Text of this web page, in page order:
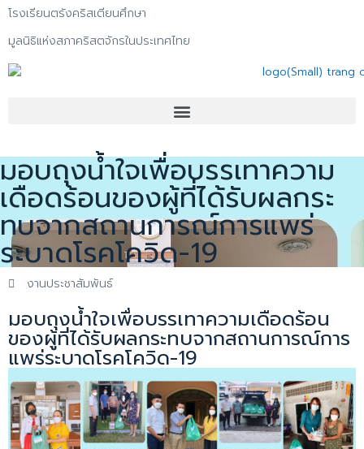
โรงเรียนตรังคริสเตียนศึกษา
มูลนิธิแห่งสภาคริสตจักรในประเทศไทย
มอบถุงน้ำใจเพื่อบรรเทาความ
เดือดร้อนของผู้ที่ได้รับผลกระ
ทบจากสถานการณ์การแพร่
ระบาดโรคโควิด-19
งานประชาสัมพันธ์
มอบถุงน้ำใจเพื่อบรรเทาความเดือดร้อน
ของผู้ที่ได้รับผลกระทบจากสถานการณ์การ
แพร่ระบาดโรคโควิด-19